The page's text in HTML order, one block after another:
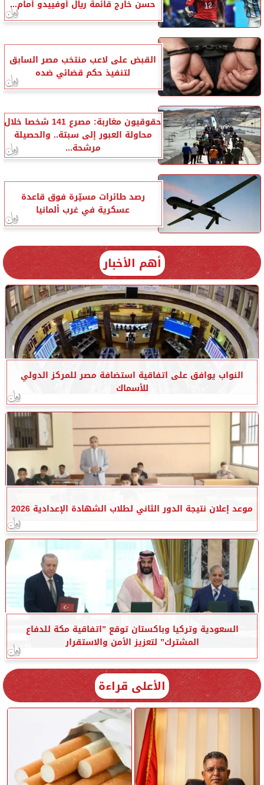
حسن خارج قائمة ريال أوفييدو أمام...
القبض على لاعب منتخب مصر السابق
لتنفيذ حكم قضائي ضده
حقوقيون مغاربة: مصرع 141 شخصا خلال
محاولة العبور إلى سبتة.. والحصيلة
مرشحة...
رصد طائرات مسيّرة فوق قاعدة
عسكرية في غرب ألمانيا
أهم الأخبار
النواب يوافق على اتفاقية استضافة مصر للمركز الدولي
للأسماك
موعد إعلان نتيجة الدور الثاني لطلاب الشهادة الإعدادية 2026
السعودية وتركيا وباكستان توقع ”اتفاقية مكة للدفاع
المشترك” لتعزيز الأمن والاستقرار
الأعلى قراءة